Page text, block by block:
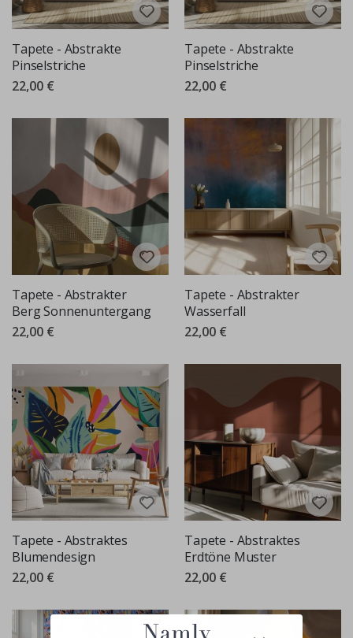
Tapete - Abstrakte
Pinselstriche
22,00 €
Tapete - Abstrakte
Pinselstriche
22,00 €
Tapete - Abstrakter
Berg Sonnenuntergang
22,00 €
Tapete - Abstrakter
Wasserfall
22,00 €
Tapete - Abstraktes
Blumendesign
22,00 €
Tapete - Abstraktes
Erdtöne Muster
22,00 €